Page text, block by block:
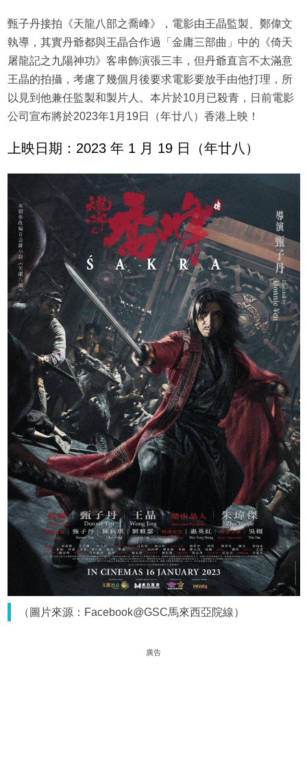
甄子丹接拍《天龍八部之喬峰》，電影由王晶監製、鄭偉文
執導，其實丹爺都與王晶合作過「金庸三部曲」中的《倚天
屠龍記之九陽神功》客串飾演張三丰，但丹爺直言不太滿意
王晶的拍攝，考慮了幾個月後要求電影要放手由他打理，所
以見到他兼任監製和製片人。本片於10月已殺青，日前電影
公司宣布將於2023年1月19日（年廿八）香港上映！
上映日期：2023 年 1 月 19 日（年廿八）
（圖片來源：Facebook@GSC馬來西亞院線）
廣告